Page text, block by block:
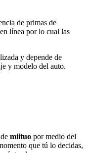
de primas de
línea por lo cual las
y depende de
y modelo del auto.
miituo por medio del
que tú lo decidas,